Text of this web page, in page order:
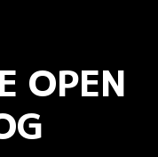
OPEN